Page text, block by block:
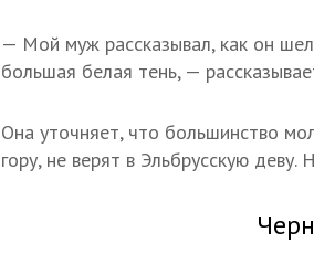
— Мой муж рассказывал, как он
большая белая тень, —
Она уточняет, что большинство
гору, не верят в Эльбрусскую